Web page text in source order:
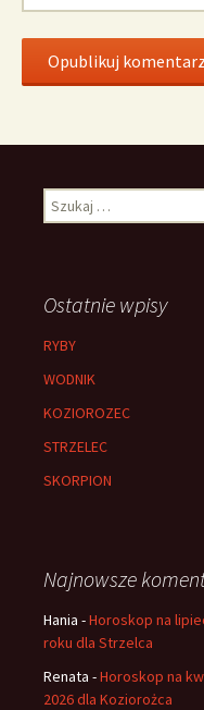
Szukaj:
Ostatnie wpisy
RYBY
WODNIK
KOZIOROZEC
STRZELEC
SKORPION
Najnowsze
Hania -Horoskop na
roku dla Strzelca
Renata -Horoskop na
2026 dla Koziorożca